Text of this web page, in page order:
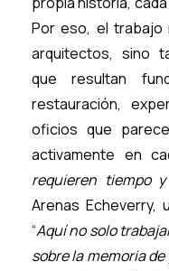
Por eso, el trabajo
arquitectos, sino
que resultan
restauración,
oficios que
activamente en
requieren tiempo
Arenas Echeverry,
“Aquí no solo
sobre la memoria